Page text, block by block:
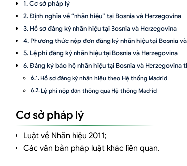
Cơ sở pháp lý
Định nghĩa về “nhãn hiệu” tại Bosnia và Herzegovina
Hồ sơ đăng ký nhãn hiệu tại Bosnia và Herzegovina
Phương thức nộp đơn đăng ký nhãn hiệu tại Bosnia
Lệ phí đăng ký nhãn hiệu tại Bosnia và Herzegovina
Đăng ký bảo hộ nhãn hiệu tại Bosnia và Herzegovina
Hồ sơ đăng ký nhãn hiệu theo Hệ thống Madrid
Lệ phí nộp đơn thông qua Hệ thống Madrid
Dịch vụ đăng ký nhãn hiệu tại Bosnia và Herzegovina
Cơ sở pháp lý
Luật về Nhãn hiệu 2011;
Các văn bản pháp luật khác liên quan.